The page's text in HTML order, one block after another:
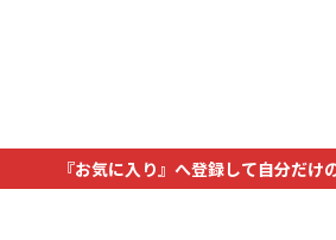
『お気に入り』へ登録して自分だけ